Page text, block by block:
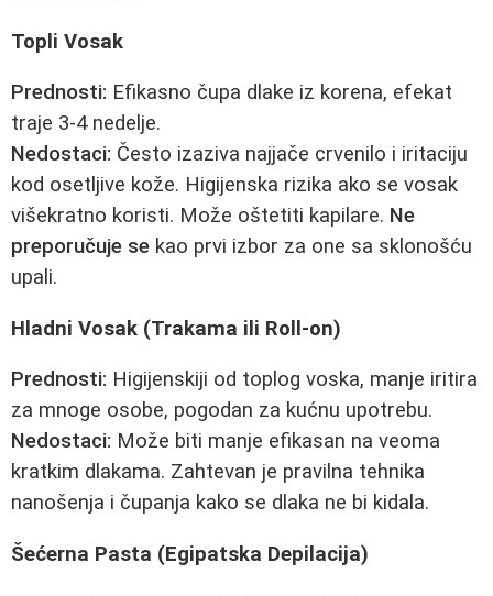
Topli Vosak
Prednosti: Efikasno čupa dlake iz korena, efekat
traje 3-4 nedelje.
Nedostaci: Često izaziva najjače crvenilo i iritaciju
kod osetljive kože. Higijenska rizika ako se vosak
višekratno koristi. Može oštetiti kapilare. Ne
preporučuje se kao prvi izbor za one sa sklonošću
upali.
Hladni Vosak (Trakama ili Roll-on)
Prednosti: Higijenskiji od toplog voska, manje iritira
za mnoge osobe, pogodan za kućnu upotrebu.
Nedostaci: Može biti manje efikasan na veoma
kratkim dlakama. Zahtevan je pravilna tehnika
nanošenja i čupanja kako se dlaka ne bi kidala.
Šećerna Pasta (Egipatska Depilacija)